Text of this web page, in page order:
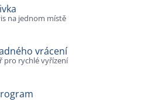
na jednom místě
vrácení
pro rychlé vyřízení